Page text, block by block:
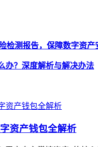
检测报告，保障数字资产
办？深度解析与解决办法
资产钱包全解析